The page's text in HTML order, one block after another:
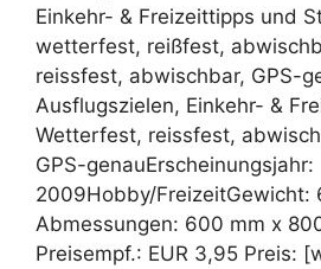
Einkehr- & Freizeittipps und
wetterfest, reißfest,
reissfest, abwischbar, GPS-
Ausflugszielen, Einkehr- &
Wetterfest, reissfest,
GPS-genauErscheinungsjahr:
2009Hobby/FreizeitGewicht:
Abmessungen: 600 mm x
Preisempf.: EUR 3,95 Preis: